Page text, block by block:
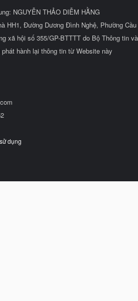
NGUYỄN THẢO DIỄM HẰNG
HH1, Đường Dương Đình Nghệ, Phường
xã hội số 355/GP-BTTTT do Bộ Thông tin
hành lại thông tin từ Website này
dụng